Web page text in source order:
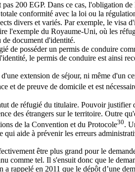
200 EGP. Dans ce cas, l'obligation
conformité avec la loi ou la
divers et variés. Par exemple, le visa
l'exemple du Royaume-Uni, où les
document d'identité.
de posséder un permis de conduire
le permis de conduire est ainsi
extension de séjour, ni même d'un
et de preuve de domicile et est
de réfugié du titulaire. Pouvoir justifier
des étrangers sur le territoire. Outre
de la Convention et du Protocole30.
aide à prévenir les erreurs
être plus grand pour le
comme tel. Il s'ensuit donc que le
rappelé en 2011 que le dépôt d’une